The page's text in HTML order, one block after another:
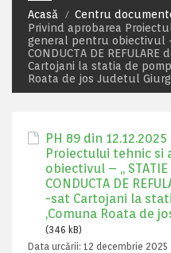
Acasă Centru
Privind aprobarea
general pentru obiectivul –
CONDUCTA DE
Cartojani la statia de
Roata de jos Judetul
PH 89 din
Proiectului tehnic si
obiectivul – ,, STATIE
CONDUCTA DE
-sat Cartojani la
,Comuna Roata de
(346 kB)
Data urcării: 12 decembrie 2025